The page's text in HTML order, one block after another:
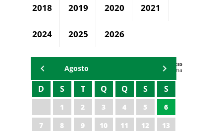
2018
2019 2020 2021
2024 2025 2026
AGENDA DA CODED/CED
Vagna Lima
Agosto
D S T Q Q S S
1 2 3 4 5
6
7
8 9 10 11 12
13